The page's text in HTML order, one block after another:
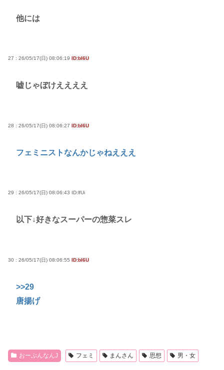
他には
27 : 26/05/17(日) 08:06:19 ID:bI6U
嘘じゃぼけええええ
28 : 26/05/17(日) 08:06:27 ID:bI6U
フェミニストなんかじゃねえええ
29 : 26/05/17(日) 08:06:43 ID:lfUi
以下↓好きなスーパーの惣菜スレ
30 : 26/05/17(日) 08:06:55 ID:bI6U
>>29
唐揚げ
おーぷんなんJ フェミ まんさん 思想 男・女